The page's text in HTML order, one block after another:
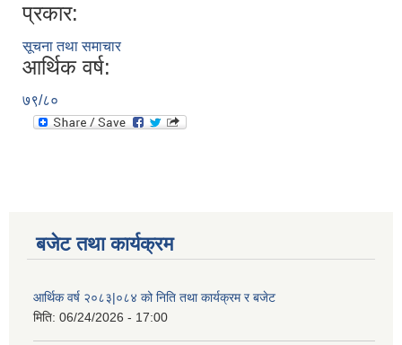
प्रकार:
सूचना तथा समाचार
आर्थिक वर्ष:
७९/८०
बजेट तथा कार्यक्रम
आर्थिक वर्ष २०८३|०८४ को निति तथा कार्यक्रम र बजेट
मिति: 06/24/2026 - 17:00